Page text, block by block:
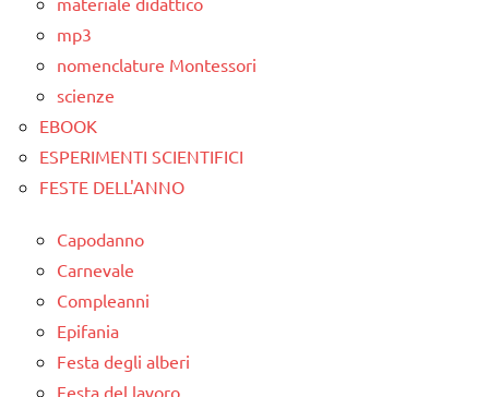
mp3
nomenclature Montessori
scienze
EBOOK
ESPERIMENTI SCIENTIFICI
FESTE DELL'ANNO
Capodanno
Carnevale
Compleanni
Epifania
Festa degli alberi
Festa del lavoro